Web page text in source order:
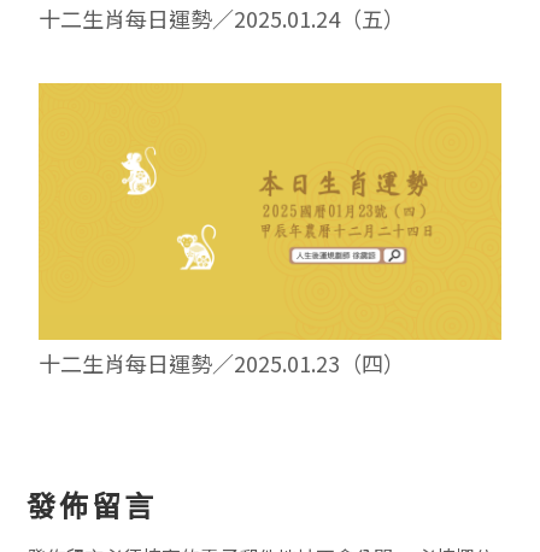
十二生肖每日運勢／2025.01.24（五）
十二生肖每日運勢／2025.01.23（四）
讀
發佈留言